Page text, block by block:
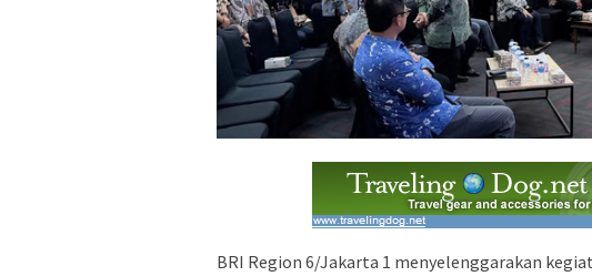
BRI Region 6/Jakarta 1 menyelenggarakan